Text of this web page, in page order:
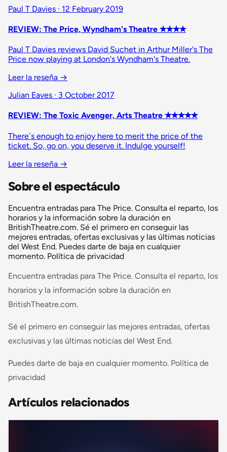
Paul T Davies · 12 February 2019
REVIEW: The Price, Wyndham's Theatre ✭✭✭✭
Paul T Davies reviews David Suchet in Arthur Miller's The
Price now playing at London's Wyndham's Theatre.
Leer la reseña →
Julian Eaves · 3 October 2017
REVIEW: The Toxic Avenger, Arts Theatre ✭✭✭✭✭
There´s enough to enjoy here to merit the price of the
ticket. So, go on, you deserve it. Indulge yourself!
Leer la reseña →
Sobre el espectáculo
Encuentra entradas para The Price. Consulta el reparto, los
horarios y la información sobre la duración en
BritishTheatre.com. Sé el primero en conseguir las
mejores entradas, ofertas exclusivas y las últimas noticias
del West End. Puedes darte de baja en cualquier
momento. Política de privacidad
Encuentra entradas para The Price. Consulta el reparto, los
horarios y la información sobre la duración en
BritishTheatre.com.
Sé el primero en conseguir las mejores entradas, ofertas
exclusivas y las últimas noticias del West End.
Puedes darte de baja en cualquier momento. Política de
privacidad
Artículos relacionados